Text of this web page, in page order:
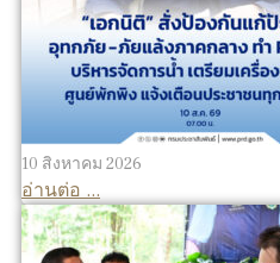
10 สิงหาคม 2026
อ่านต่อ ...